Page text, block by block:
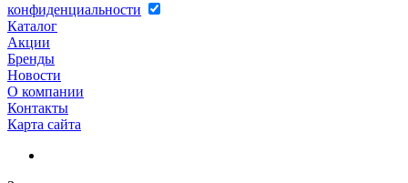
конфиденциальности
Каталог
Акции
Бренды
Новости
О компании
Контакты
Карта сайта